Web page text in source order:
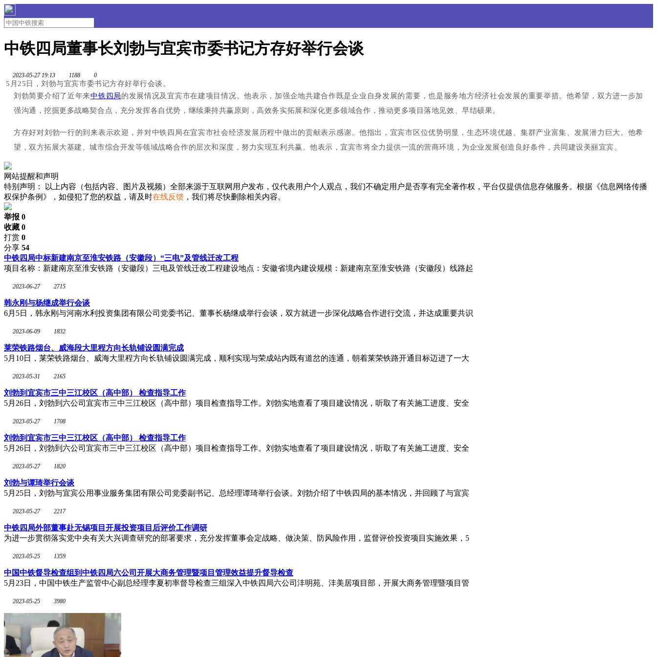
中铁四局董事长刘勃与宜宾市委书记方存好举行会谈
2023-05-27 19:13 1188 0
5月25日，刘勃与宜宾市委书记方存好举行会谈。
刘勃简要介绍了近年来中铁四局的发展情况及宜宾市在建项目情况。他表示，加强企地共建合作既是企业自身发展的需要，也是服务地方经济社会发展的重要举措。他希望，双方进一步加
强沟通，挖掘更多战略契合点，充分发挥各自优势，继续秉持共赢原则，高效务实拓展和深化更多领域合作，推动更多项目落地见效、早结硕果。
方存好对刘勃一行的到来表示欢迎，并对中铁四局在宜宾市社会经济发展历程中做出的贡献表示感谢。他指出，宜宾市区位优势明显，生态环境优越、集群产业富集、发展潜力巨大。他希
望，双方拓展大基建、城市综合开发等领域战略合作的层次和深度，努力实现互利共赢。他表示，宜宾市将全力提供一流的营商环境，为企业发展创造良好条件，共同建设美丽宜宾。
网站提醒和声明
特别声明：
以上内容（包括内容、图片及视频）全部来源于互联网用户发布，仅代表用户个人观点，我们不确定用户是否享有完全著作权，平台仅提供信息存储服务。根据《信息网络传播
权保护条例》，如侵犯了您的权益，请及时在线反馈 ，我们将尽快删除相关内容。
举报 0
收藏 0
打赏 0
分享 54
中铁四局中标新建南京至淮安铁路（安徽段）“三电”及管线迁改工程
项目名称：新建南京至淮安铁路（安徽段）三电及管线迁改工程建设地点：安徽省境内建设规模：新建南京至淮安铁路（安徽段）线路起
2023-06-27 2715
韩永刚与杨继成举行会谈
6月5日，韩永刚与河南水利投资集团有限公司党委书记、董事长杨继成举行会谈，双方就进一步深化战略合作进行交流，并达成重要共识
2023-06-09 1832
莱荣铁路烟台、威海段大里程方向长轨铺设圆满完成
5月10日，莱荣铁路烟台、威海大里程方向长轨铺设圆满完成，顺利实现与荣成站内既有道岔的连通，朝着莱荣铁路开通目标迈进了一大
2023-05-31 2165
刘勃到宜宾市三中三江校区（高中部） 检查指导工作
5月26日，刘勃到六公司宜宾市三中三江校区（高中部）项目检查指导工作。刘勃实地查看了项目建设情况，听取了有关施工进度、安全
2023-05-27 1708
刘勃到宜宾市三中三江校区（高中部） 检查指导工作
5月26日，刘勃到六公司宜宾市三中三江校区（高中部）项目检查指导工作。刘勃实地查看了项目建设情况，听取了有关施工进度、安全
2023-05-27 1820
刘勃与谭琦举行会谈
5月25日，刘勃与宜宾公用事业服务集团有限公司党委副书记、总经理谭琦举行会谈。刘勃介绍了中铁四局的基本情况，并回顾了与宜宾
2023-05-27 2217
中铁四局外部董事赴无锡项目开展投资项目后评价工作调研
为进一步贯彻落实党中央有关大兴调查研究的部署要求，充分发挥董事会定战略、做决策、防风险作用，监督评价投资项目实施效果，5
2023-05-25 1359
中国中铁督导检查组到中铁四局六公司开展大商务管理暨项目管理效益提升督导检查
5月23日，中国中铁生产监管中心副总经理李夏初率督导检查三组深入中铁四局六公司沣明苑、沣美居项目部，开展大商务管理暨项目管
2023-05-25 3980